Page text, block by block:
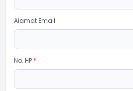
Alamat Email
No. HP *